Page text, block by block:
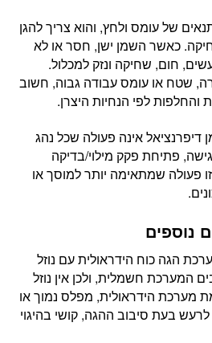
של עומס ולחץ, והוא צריך להגן
כאשר השמן ישן, חסר או לא
חום, שחיקה ונזק למכלול.
שטח או עומס עבודה גבוה, חשוב
והחלפות לפי הנחיות היצרן.
אינה פעולה שכל נהג
פתיחת פקק מילוי/בדיקה
פעולה שמתאימה יותר למוסך או
נוספים
הגה כוח הידראולית עם נוזל
המערכת חשמלית, ולכן אין נוזל
מערכת הידראולית, מפלס נמוך או
לרעש בעת סיבוב ההגה, קושי בהיגוי